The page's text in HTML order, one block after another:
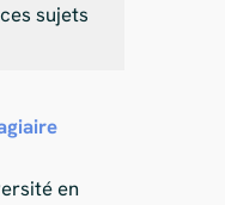
sujets
en